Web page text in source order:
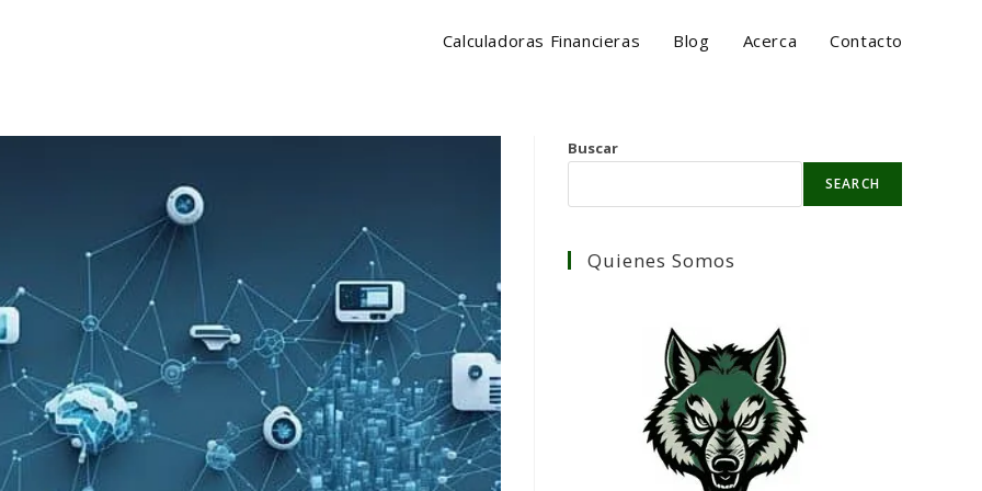
Calculadoras Financieras Blog Acerca Contacto
Buscar
SEARCH
Quienes Somos